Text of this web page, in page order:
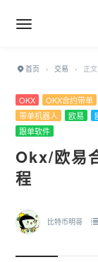
首页 › 交易 › 正文
OKX OKX合约带单
带单机器人
欧易
跟单软件
Okx/欧易
程
比特币明哥